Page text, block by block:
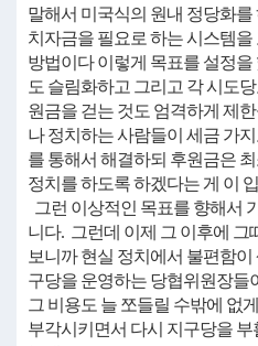
말해서 미국식의 원내 정당화
치자금을 필요로 하는 시스템
방법이다 이렇게 목표를 설정
도 슬림화하고 그리고 각 시도
원금을 걷는 것도 엄격하게 제
나 정치하는 사람들이 세금 가
를 통해서 해결하되 후원금은
정치를 하도록 하겠다는 게 이
그런 이상적인 목표를 향해서
니다. 그런데 이제 그 이후에 그
보니까 현실 정치에서 불편함
구당을 운영하는 당협위원장들
그 비용도 늘 쪼들릴 수밖에 없
부각시키면서 다시 지구당을